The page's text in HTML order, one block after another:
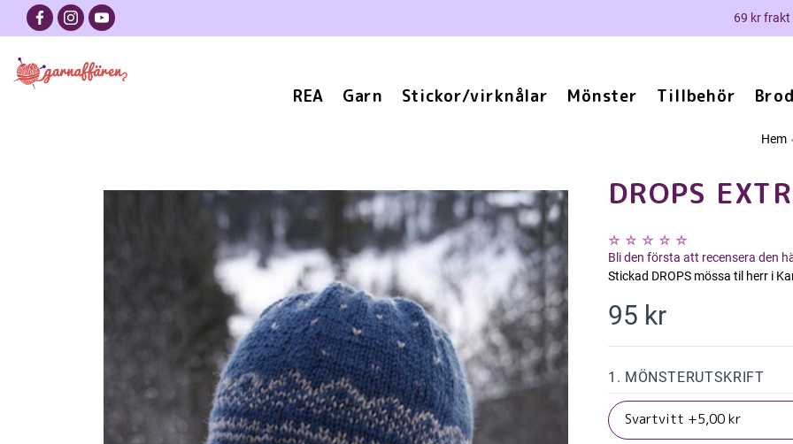
69 kr
REA Garn Stickor/virknålar Mönster Tillbehör
Hem
DROPS
Bli den första att recensera den
Stickad DROPS mössa til herr i
95 kr
1. MÖNSTERUTSKRIFT